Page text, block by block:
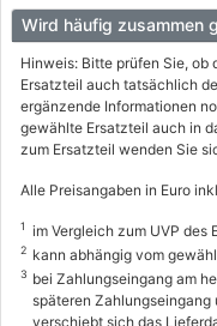
100 /
05/
info
100 /
05/
Wird häufig zusammen
Hinweis: Bitte prüfen Sie,
Ersatzteil auch tatsächlich
ergänzende Informationen
gewählte Ersatzteil auch in
zum Ersatzteil wenden Sie
Alle Preisangaben in Euro
1 im Vergleich zum UVP des
2 kann abhängig vom
3 bei Zahlungseingang am
späteren Zahlungseingang
verschiebt sich das